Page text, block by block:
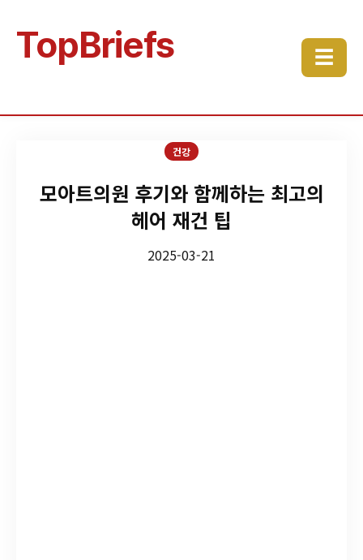
TopBriefs ☰
건강
모아트의원 후기와 함께하는 최고의
헤어 재건 팁
2025-03-21